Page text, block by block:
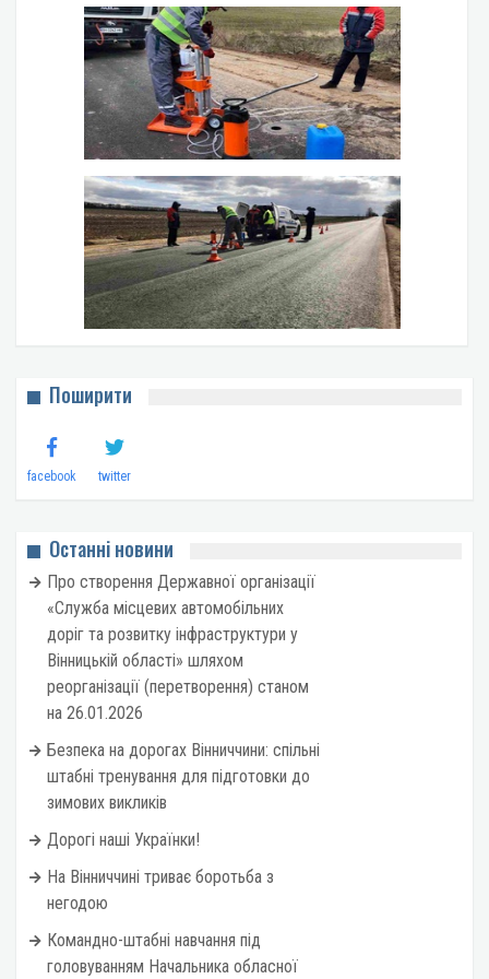
Поширити
facebook twitter
Останні новини
Про створення Державної організації
«Служба місцевих автомобільних
доріг та розвитку інфраструктури у
Вінницькій області» шляхом
реорганізації (перетворення) станом
на 26.01.2026
Безпека на дорогах Вінниччини: спільні
штабні тренування для підготовки до
зимових викликів
Дорогі наші Українки!
На Вінниччині триває боротьба з
негодою
Командно-штабні навчання під
головуванням Начальника обласної